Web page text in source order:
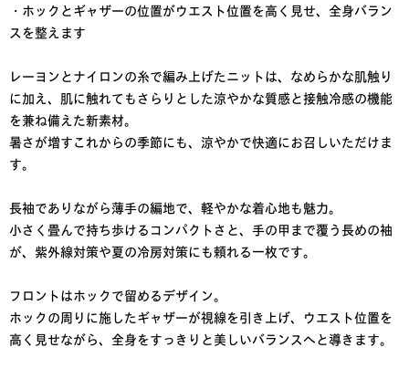
・ホックとギャザーの位置がウエスト位置を高く見せ、全身バラン
スを整えます
レーヨンとナイロンの糸で編み上げたニットは、なめらかな肌触り
に加え、肌に触れてもさらりとした涼やかな質感と接触冷感の機能
を兼ね備えた新素材。
暑さが増すこれからの季節にも、涼やかで快適にお召しいただけま
す。
長袖でありながら薄手の編地で、軽やかな着心地も魅力。
小さく畳んで持ち歩けるコンパクトさと、手の甲まで覆う長めの袖
が、紫外線対策や夏の冷房対策にも頼れる一枚です。
フロントはホックで留めるデザイン。
ホックの周りに施したギャザーが視線を引き上げ、ウエスト位置を
高く見せながら、全身をすっきりと美しいバランスへと導きます。